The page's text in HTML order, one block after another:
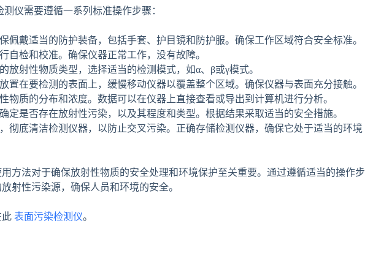
仪需要遵循一系列标准操作步骤：
佩戴适当的防护装备，包括手套、护目镜和防护服。确保工作区域符合安全标准。
自检和校准。确保仪器正常工作，没有故障。
放射性物质类型，选择适当的检测模式，如α、β或γ模式。
置在要检测的表面上，缓慢移动仪器以覆盖整个区域。确保仪器与表面充分接触。
物质的分布和浓度。数据可以在仪器上直接查看或导出到计算机进行分析。
定是否存在放射性污染，以及其程度和类型。根据结果采取适当的安全措施。
彻底清洁检测仪器，以防止交叉污染。正确存储检测仪器，确保它处于适当的环境
方法对于确保放射性物质的安全处理和环境保护至关重要。通过遵循适当的操作步
射性污染源，确保人员和环境的安全。
此 表面污染检测仪。